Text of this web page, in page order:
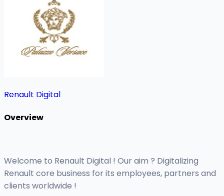
Renault Digital
Overview
Welcome to Renault Digital ! Our aim ? Digitalizing
Renault core business for its employees, partners and
clients worldwide !